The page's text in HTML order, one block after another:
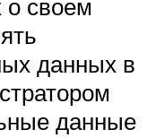
своем
данных в
данные